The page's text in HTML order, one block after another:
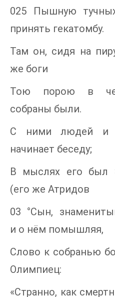
025 Пышную
принять гекатомбу.
Там он, сидя на
же боги
Тою порою в
собраны были.
С ними людей и
начинает беседу;
В мыслях его был
(его же Атридов
03 °Cын,
и о нём помышляя,
Слово к собранью
Олимпиец:
«Странно, как